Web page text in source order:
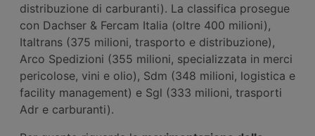
distribuzione di carburanti). La classifica prosegue
con Dachser & Fercam Italia (oltre 400 milioni),
Italtrans (375 milioni, trasporto e distribuzione),
Arco Spedizioni (355 milioni, specializzata in merci
pericolose, vini e olio), Sdm (348 milioni, logistica e
facility management) e Sgl (333 milioni, trasporti
Adr e carburanti).